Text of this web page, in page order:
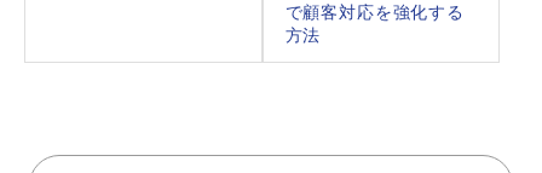
で顧客対応を強化する
方法